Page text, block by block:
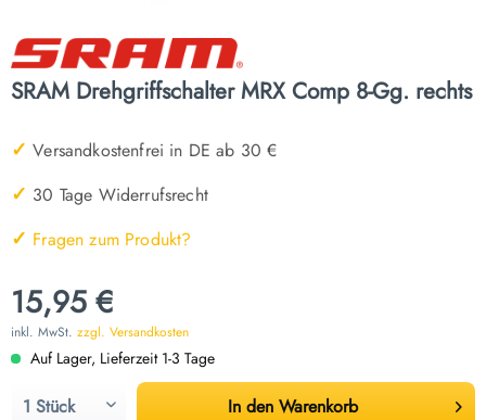
SRAM Drehgriffschalter MRX Comp 8-Gg. rechts
✓ Versandkostenfrei in DE ab 30 €
✓ 30 Tage Widerrufsrecht
✓ Fragen zum Produkt?
15,95 €
inkl. MwSt. zzgl. Versandkosten
Auf Lager, Lieferzeit 1-3 Tage
In den Warenkorb